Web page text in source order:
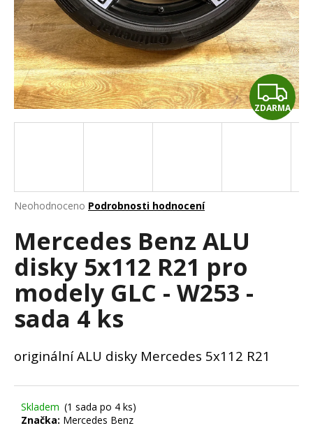
Průměrné
produktu
je
0,0
z
hvězdiček.
Neohodnoceno Podrobnosti hodnocení
Mercedes Benz ALU
disky 5x112 R21 pro
modely GLC - W253 -
sada 4 ks
originální ALU disky Mercedes 5x112 R21
Skladem (1 sada po 4 ks)
Značka: Mercedes Benz
Z
D
ZDARMA
a
j
í
t
?
o
p
o
r
u
č
u
e
e